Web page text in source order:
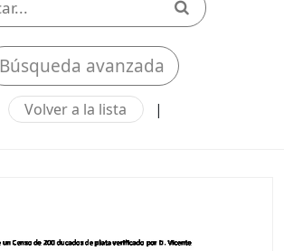
Búsqueda avanzada
Volver a la lista |